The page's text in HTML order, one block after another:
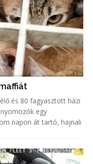
és 80 fagyasztott házi
egy
napon át tartó, hajnali